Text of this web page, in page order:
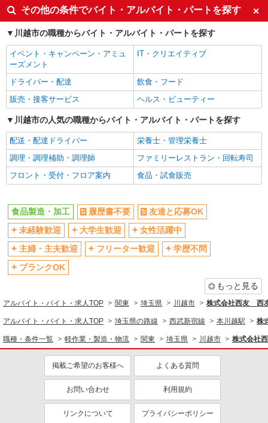
キープ 詳細を見る
同じ特徴から本川越駅の求人を探す
履歴書不要
友達と応募OK
未経験歓迎
大学生歓迎
女性活躍中
フリーター歓迎
学歴不問
ブランクOK
ミドル（40代～）活躍中
エルダー（50代～）活躍中
昇給あり
朝
昼
禁煙・分煙
車通勤OK
バイク通勤OK
扶養内勤務OK
交通費支給
社会保険あり
研修制度あり
社員登用あり
同じ職種から求人を探す
未経験歓迎
大学生歓迎
ミドル（40代～）活躍中
車通勤OK
扶養内勤務OK
交通費支給
社会保険あり
社員登用あり
その他の条件でバイト・アルバイト・パートを探す
川越市の職種からバイト・アルバイト・パートを探す
イベント・キャンペーン・アミュ
ーズメント
IT・クリエイティブ
ドライバー・配達
飲食・フード
販売・接客サービス
ヘルス・ビューティー
川越市の人気の職種からバイト・アルバイト・パートを探す
配送・配達ドライバー
栄養士・管理栄養士
調理・調理補助・調理師
ファミリーレストラン・回転寿司
フロント・受付・フロア案内
食品・試食販売
食品製造・加工 履歴書不要
友達と応募OK
未経験歓迎
大学生歓迎
女性活躍中
主婦・主夫歓迎
フリーター歓迎
学歴不問
ブランクOK
もっと見る
アルバイト・バイト・求人TOP 関東 埼玉県 川越市 株式会社西友 西
アルバイト・バイト・求人TOP 埼玉県の路線 西武新宿線 本川越駅 株
職種・条件一覧 軽作業・製造・物流 関東 埼玉県 川越市 株式会社
掲載ご希望のお客様へ よくある質問
お問い合わせ 利用規約
リンクについて プライバシーポリシー